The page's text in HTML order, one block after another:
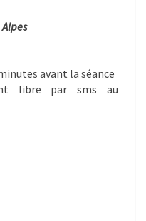
avant la séance
libre par sms au